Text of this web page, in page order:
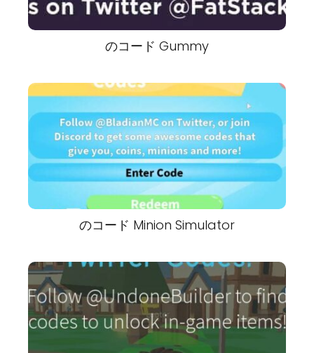
のコード Gummy
のコード Minion Simulator